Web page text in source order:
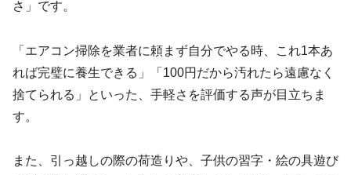
さ」です。
「エアコン掃除を業者に頼まず自分でやる時、これ1本あ
れば完璧に養生できる」「100円だから汚れたら遠慮なく
捨てられる」といった、手軽さを評価する声が目立ちま
す。
また、引っ越しの際の荷造りや、子供の習字・絵の具遊び